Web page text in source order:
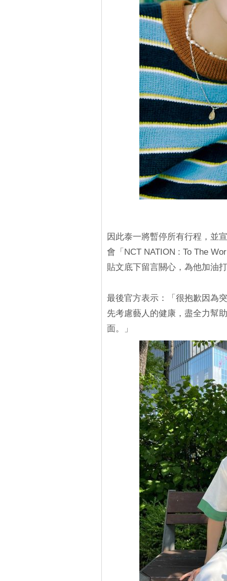
因此泰一將暫停所有行程，並
會「NCT NATION : To The
貼文底下留言關心，為他加油
最後官方表示：「很抱歉因為
先考慮藝人的健康，盡全力幫
面。」